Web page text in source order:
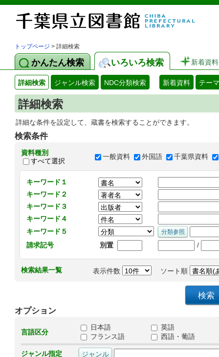
トップページ > 詳細検索
かんたん検索 いろいろ検索 新着資料
詳細検索 ジャンル検索 NDC分類検索 新着資料 テー
詳細検索
詳細な条件を設定して、蔵書を検索することができます。
検索条件
資料種別
すべて選択
一般資料 外国語 千葉県資料
キーワード１
キーワード２
キーワード３
キーワード４
キーワード５
請求記号
別置 /
検索結果一覧 表示件数 ソート順
オプション
言語区分
日本語
英語
フランス語
西語・葡語
ジャンル指定